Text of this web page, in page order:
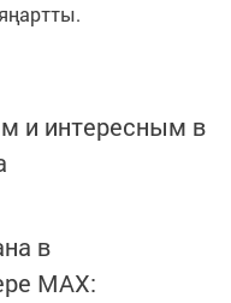
и интересным в
в
MАХ: